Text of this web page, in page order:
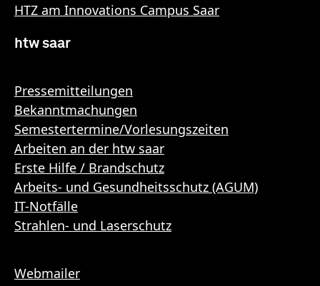
HTZ am Innovations Campus Saar
htw saar
Pressemitteilungen
Bekanntmachungen
Semestertermine/Vorlesungszeiten
Arbeiten an der htw saar
Erste Hilfe / Brandschutz
Arbeits- und Gesundheitsschutz (AGUM)
IT-Notfälle
Strahlen- und Laserschutz
Webmailer